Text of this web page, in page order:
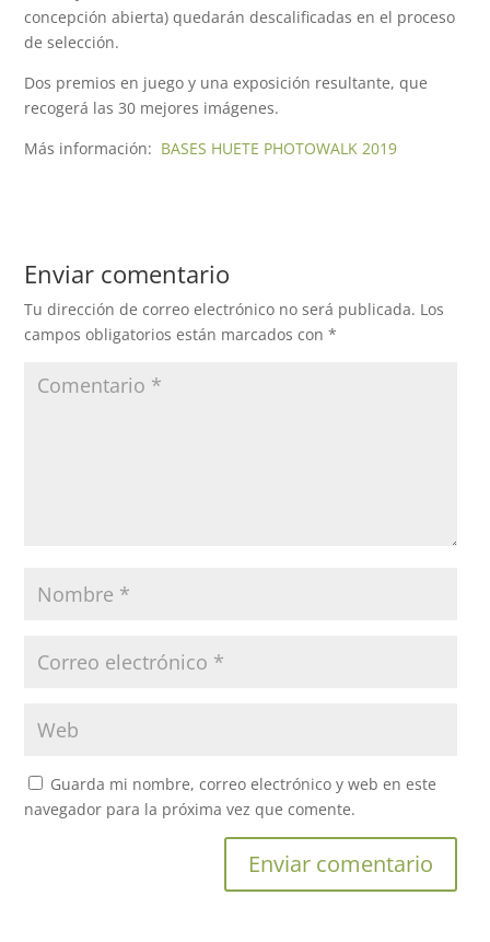
concepción abierta) quedarán descalificadas en el proceso
de selección.
Dos premios en juego y una exposición resultante, que
recogerá las 30 mejores imágenes.
Más información: BASES HUETE PHOTOWALK 2019
Enviar comentario
Tu dirección de correo electrónico no será publicada. Los
campos obligatorios están marcados con*
Guarda mi nombre, correo electrónico y web en este
navegador para la próxima vez que comente.